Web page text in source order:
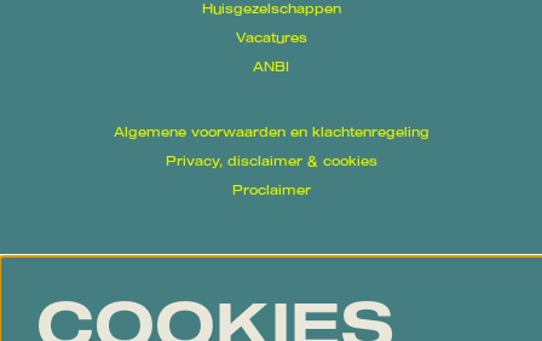
Huisgezelschappen
Vacatures
ANBI
Algemene voorwaarden en klachtenregeling
Privacy, disclaimer & cookies
Proclaimer
COOKIES